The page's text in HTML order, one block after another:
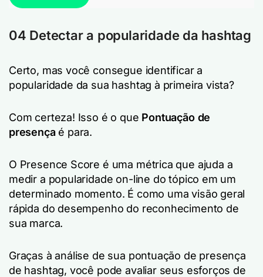
04 Detectar a popularidade da hashtag
Certo, mas você consegue identificar a
popularidade da sua hashtag à primeira vista?
Com certeza! Isso é o que Pontuação de
presençaé para.
O Presence Score é uma métrica que ajuda a
medir a popularidade on-line do tópico em um
determinado momento. É como uma visão geral
rápida do desempenho do reconhecimento de
sua marca.
Graças à análise de sua pontuação de presença
de hashtag, você pode avaliar seus esforços de